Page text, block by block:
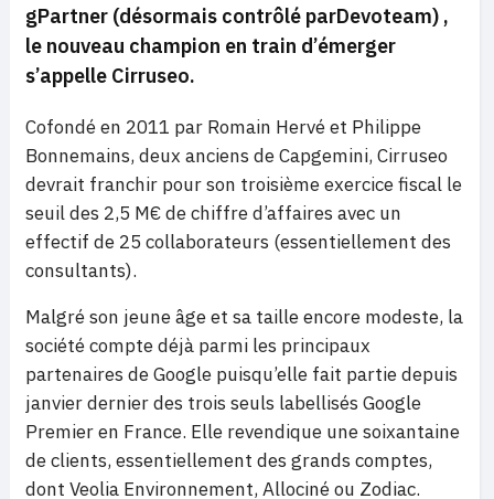
gPartner (désormais contrôlé parDevoteam) ,
le nouveau champion en train d’émerger
s’appelle Cirruseo.
Cofondé en 2011 par Romain Hervé et Philippe
Bonnemains, deux anciens de Capgemini, Cirruseo
devrait franchir pour son troisième exercice fiscal le
seuil des 2,5 M€ de chiffre d’affaires avec un
effectif de 25 collaborateurs (essentiellement des
consultants).
Malgré son jeune âge et sa taille encore modeste, la
société compte déjà parmi les principaux
partenaires de Google puisqu’elle fait partie depuis
janvier dernier des trois seuls labellisés Google
Premier en France. Elle revendique une soixantaine
de clients, essentiellement des grands comptes,
dont Veolia Environnement, Allociné ou Zodiac.